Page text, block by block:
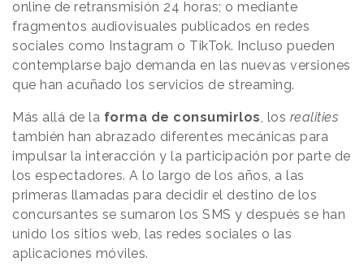
online de retransmisión 24 horas; o mediante
fragmentos audiovisuales publicados en redes
sociales como Instagram o TikTok. Incluso pueden
contemplarse bajo demanda en las nuevas versiones
que han acuñado los servicios de streaming.
Más allá de la forma de consumirlos, los realities
también han abrazado diferentes mecánicas para
impulsar la interacción y la participación por parte de
los espectadores. A lo largo de los años, a las
primeras llamadas para decidir el destino de los
concursantes se sumaron los SMS y después se han
unido los sitios web, las redes sociales o las
aplicaciones móviles.